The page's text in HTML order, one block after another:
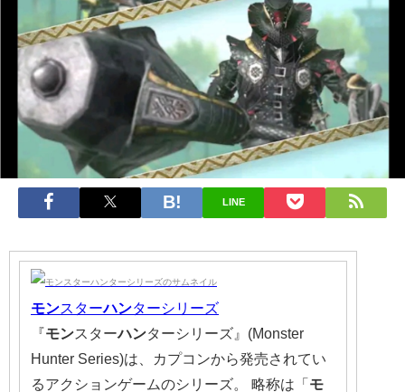
LINE
モンスターハンターシリーズ
『モンスターハンターシリーズ』(Monster
Hunter Series)は、カプコンから発売されてい
るアクションゲームのシリーズ。 略称は「 モ